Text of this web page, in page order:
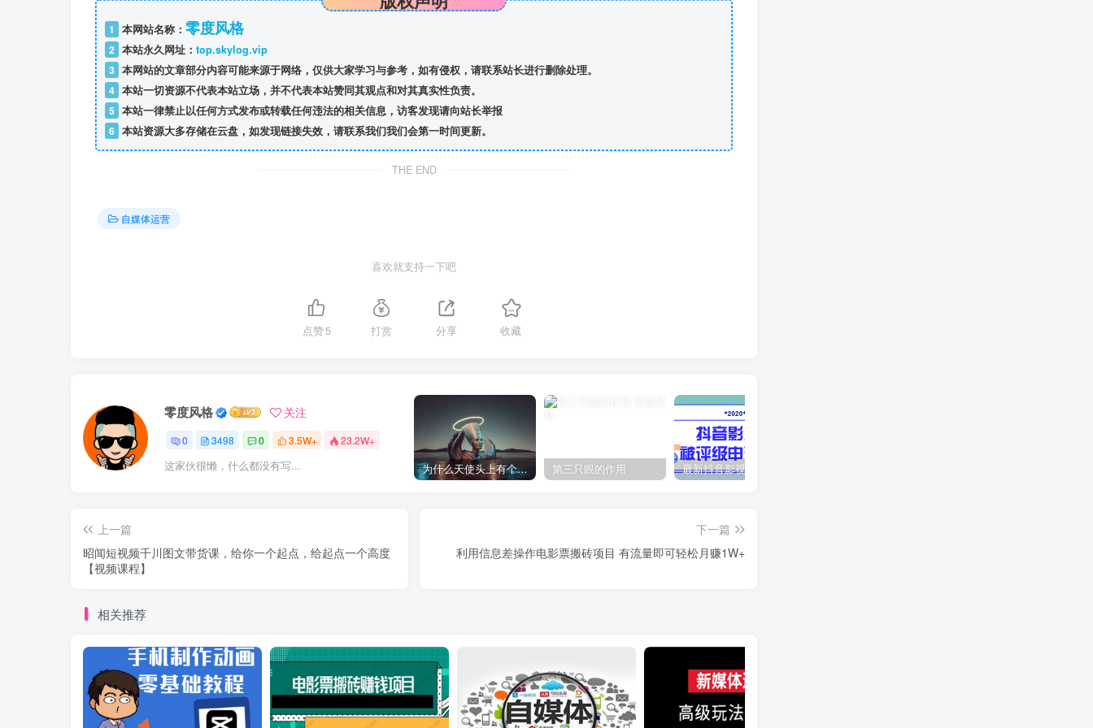
1 本网站名称： 零度风格
2 本站永久网址： top.skylog.vip
3 本网站的文章部分内容可能来源于网络，仅供大家学习与参考，如有侵权，请联系站长进行删除处理。
4 本站一切资源不代表本站立场，并不代表本站赞同其观点和对其真实性负责。
5 本站一律禁止以任何方式发布或转载任何违法的相关信息，访客发现请向站长举报
6 本站资源大多存储在云盘，如发现链接失效，请联系我们我们会第一时间更新。
THE END
自媒体运营
喜欢就支持一下吧
点赞5 打赏 分享 收藏
零度风格 关注
0 3498 0 3.5W+ 23.2W+
这家伙很懒，什么都没有写... 为什么天使头上有个圈？ 第三只眼的作用
上一篇
昭闻短视频千川图文带货课，给你一个起点，给起点一个高度
【视频课程】
下一篇
利用信息差操作电影票搬砖项目 有流量即可轻松月赚1W+
相关推荐